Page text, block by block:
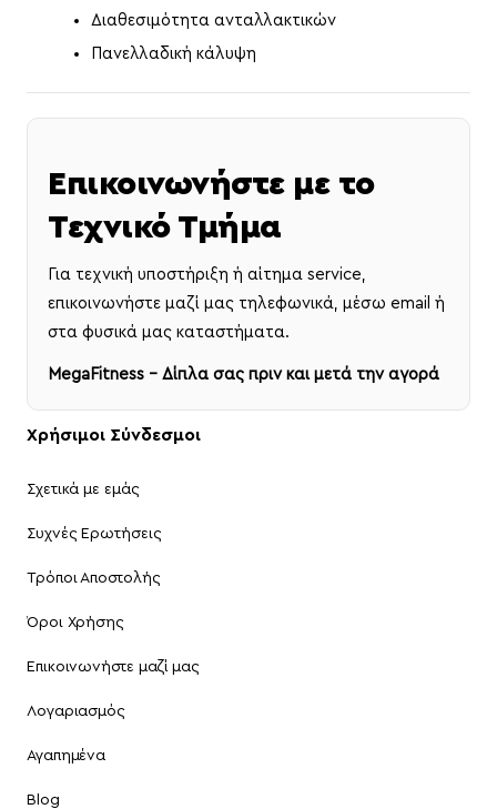
Διαθεσιμότητα ανταλλακτικών
Πανελλαδική κάλυψη
Επικοινωνήστε με το
Τεχνικό Τμήμα
Για τεχνική υποστήριξη ή αίτημα service,
επικοινωνήστε μαζί μας τηλεφωνικά, μέσω email ή
στα φυσικά μας καταστήματα.
MegaFitness – Δίπλα σας πριν και μετά την αγορά
Χρήσιμοι Σύνδεσμοι
Σχετικά με εμάς
Συχνές Ερωτήσεις
Τρόποι Αποστολής
Όροι Χρήσης
Επικοινωνήστε μαζί μας
Λογαριασμός
Αγαπημένα
Blog